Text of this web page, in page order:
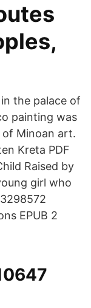
the palace of
painting was
Minoan art.
Kreta PDF
Raised by
girl who
EPUB 2